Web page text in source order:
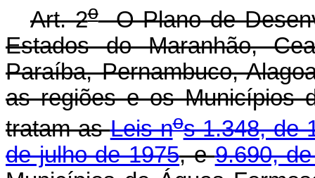
Art. 2oO Plano de
Estados do Maranhão,
Paraíba, Pernambuco,
as regiões e os Municípios
tratam asLeis nos 1.348, de
de julho de 1975, e9.690,